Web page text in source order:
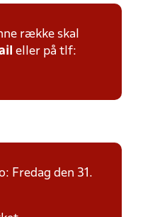
række skal
eller på tlf:
Fredag den 31.